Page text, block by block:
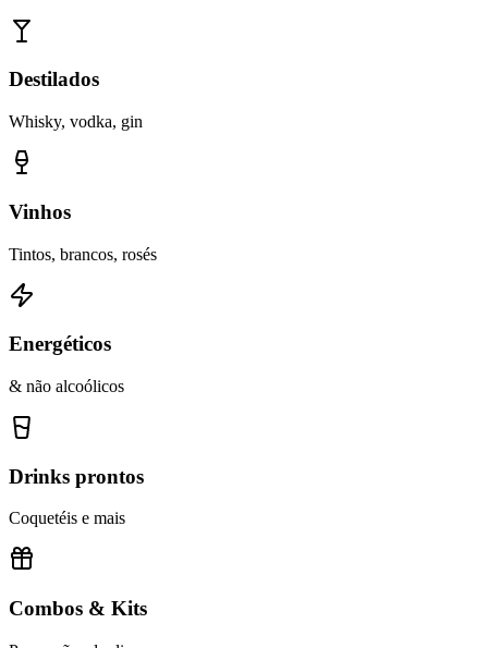
Destilados
Whisky, vodka, gin
Vinhos
Tintos, brancos, rosés
Energéticos
& não alcoólicos
Drinks prontos
Coquetéis e mais
Combos & Kits